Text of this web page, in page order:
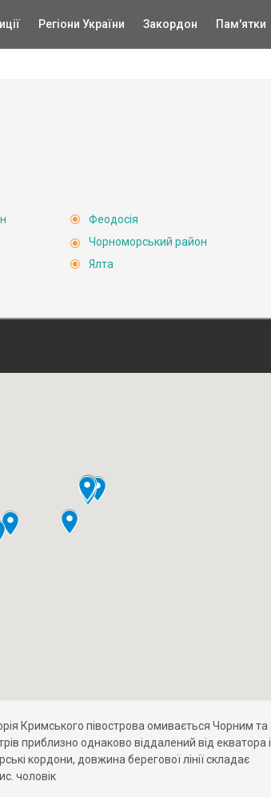
Регіони України Закордон Пам'ятки
Феодосія
Чорноморський район
Ялта
Кримського півострова омивається Чорним та
приблизно однаково віддалений від екватора і
кордони, довжина берегової лінії складає
чоловік